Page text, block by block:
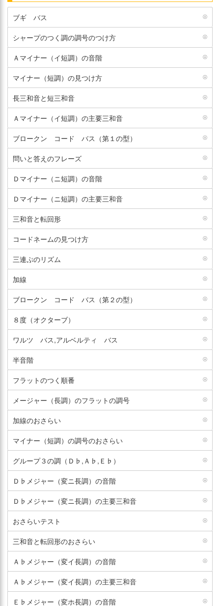
ブギ バス
シャープのつく調の調号のつけ方
Ａマイナー（イ短調）の音階
マイナー（短調）の見つけ方
長三和音と短三和音
Ａマイナー（イ短調）の主要三和音
ブロークン コード バス（第１の型）
問いと答えのフレーズ
Ｄマイナー（ニ短調）の音階
Ｄマイナー（ニ短調）の主要三和音
三和音と転回形
コードネームの見つけ方
三連ぷのリズム
加線
ブロークン コード バス（第２の型）
８度（オクターブ）
ワルツ バス,アルベルティ バス
半音階
フラットのつく順番
メージャー（長調）のフラットの調号
加線のおさらい
マイナー（短調）の調号のおさらい
グループ３の調（Ｄ♭,Ａ♭,Ｅ♭）
Ｄ♭メジャー（変ニ長調）の音階
Ｄ♭メジャー（変ニ長調）の主要三和音
おさらいテスト
三和音と転回形のおさらい
Ａ♭メジャー（変イ長調）の音階
Ａ♭メジャー（変イ長調）の主要三和音
Ｅ♭メジャー（変ホ長調）の音階